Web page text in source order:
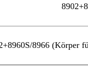
8966 (Körper